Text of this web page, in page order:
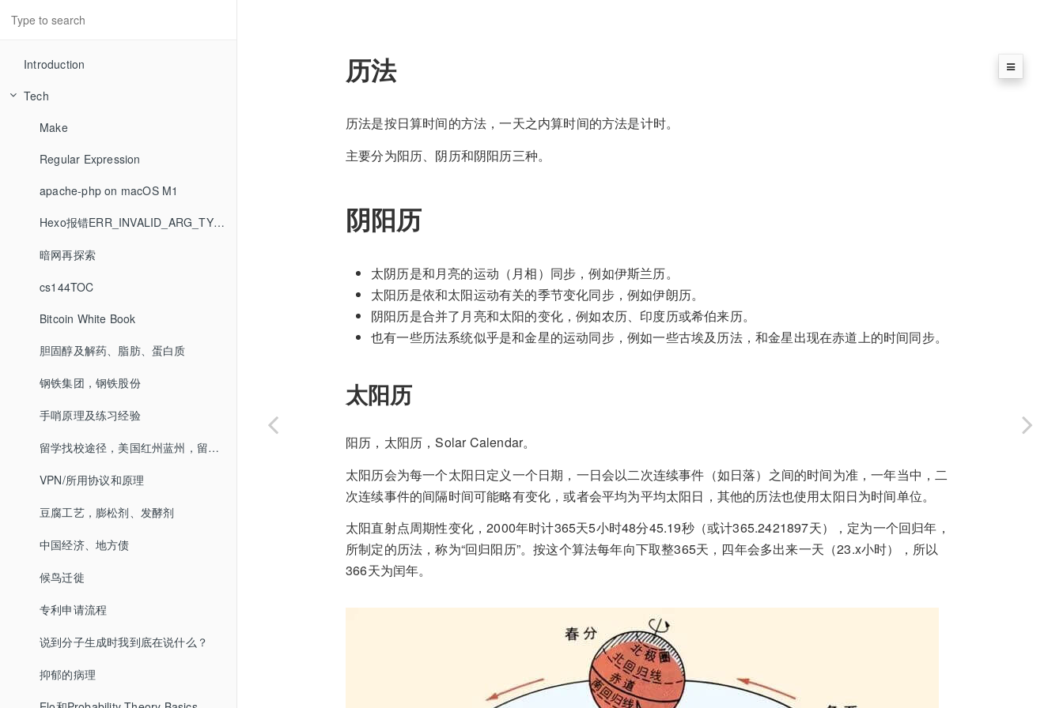
Introduction
Tech
Make
Regular Expression
apache-php on macOS M1
Hexo报错ERR_INVALID_ARG_TYPE
暗网再探索
cs144TOC
Bitcoin White Book
胆固醇及解药、脂肪、蛋白质
钢铁集团，钢铁股份
手哨原理及练习经验
留学找校途径，美国红州蓝州，留学机构
VPN/所用协议和原理
豆腐工艺，膨松剂、发酵剂
中国经济、地方债
候鸟迁徙
专利申请流程
说到分子生成时我到底在说什么？
抑郁的病理
历法
历法是按日算时间的方法，一天之内算时间的方法是计时。
主要分为阳历、阴历和阴阳历三种。
阴阳历
太阴历是和月亮的运动（月相）同步，例如伊斯兰历。
太阳历是依和太阳运动有关的季节变化同步，例如伊朗历。
阴阳历是合并了月亮和太阳的变化，例如农历、印度历或希伯来历。
也有一些历法系统似乎是和金星的运动同步，例如一些古埃及历法，和金星出现在赤道上的时间同步。
太阳历
阳历，太阳历，Solar Calendar。
太阳历会为每一个太阳日定义一个日期，一日会以二次连续事件（如日落）之间的时间为准，一年当中，二
次连续事件的间隔时间可能略有变化，或者会平均为平均太阳日，其他的历法也使用太阳日为时间单位。
太阳直射点周期性变化，2000年时计365天5小时48分45.19秒（或计365.2421897天），定为一个回归年，
所制定的历法，称为“回归阳历”。按这个算法每年向下取整365天，四年会多出来一天（23.x小时），所以
366天为闰年。